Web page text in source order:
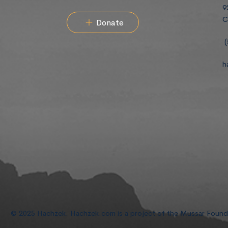
Donate
© 2025 Hachzek. Hachzek.com is a project of the Mussar